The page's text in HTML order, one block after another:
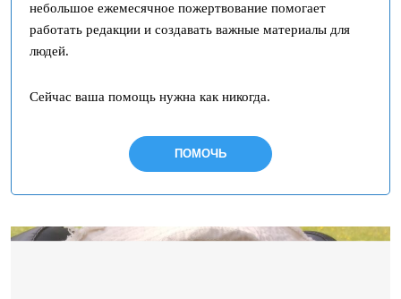
небольшое ежемесячное пожертвование помогает
работать редакции и создавать важные материалы для
людей.
Сейчас ваша помощь нужна как никогда.
ПОМОЧЬ